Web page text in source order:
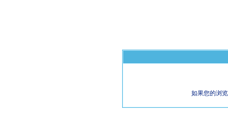
如果您的浏